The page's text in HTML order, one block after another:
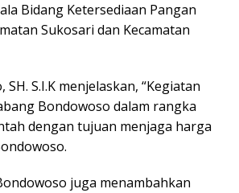
Bidang Ketersediaan Pangan
Sukosari dan Kecamatan
S.I.K menjelaskan, “Kegiatan
Bondowoso dalam rangka
dengan tujuan menjaga harga
juga menambahkan